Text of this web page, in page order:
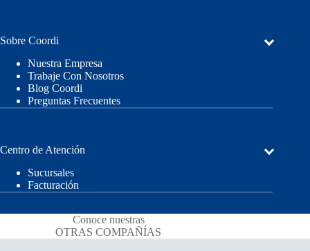
Sobre Coordi
Nuestra Empresa
Trabaje Con Nosotros
Blog Coordi
Preguntas Frecuentes
Centro de Atención
Sucursales
Facturación
Conoce nuestras
OTRAS COMPAÑÍAS